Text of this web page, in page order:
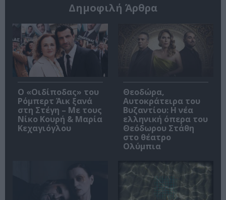
Δημοφιλή Άρθρα
O «Οιδίποδας» του
Ρόμπερτ Άικ ξανά
στη Στέγη – Με τους
Νίκο Κουρή & Μαρία
Κεχαγιόγλου
Θεοδώρα,
Αυτοκράτειρα του
Βυζαντίου: Η νέα
ελληνική όπερα του
Θεόδωρου Στάθη
στο θέατρο
Ολύμπια